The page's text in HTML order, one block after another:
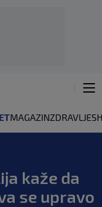
MAGAZINZDRAVLJE
kaže da
se upravo